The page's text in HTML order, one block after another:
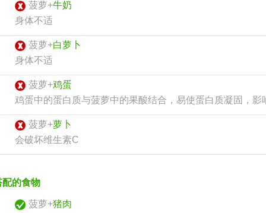
菠萝+牛奶
身体不适
菠萝+白萝卜
身体不适
菠萝+鸡蛋
鸡蛋中的蛋白质与菠萝中的果酸结合，易使蛋白质凝固，影
菠萝+萝卜
会破坏维生素C
配的食物
菠萝+猪肉